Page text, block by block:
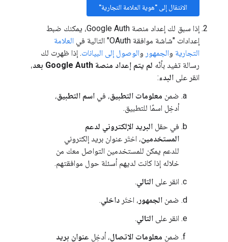
الانتقال إلى "هوية العلامة التجارية"
إذا سبق لك إعداد منصة Google Auth، يمكنك ضبط
إعدادات "شاشة موافقة OAuth" التالية في
العلامة
التجارية والجمهور والوصول إلى البيانات. إذا ظهرت لك
رسالة تفيد بأنّه لم يتم إعداد منصة Google Auth بعد
،
انقر على البدء:
ضمن معلومات التطبيق، في اسم التطبيق،
أدخِل اسمًا للتطبيق.
في حقل البريد الإلكتروني لدعم
المستخدمين، اختَر عنوان بريد إلكتروني
للدعم يمكن للمستخدمين التواصل معك من
خلاله إذا كانت لديهم أسئلة حول موافقتهم.
انقر على التالي.
ضمن الجمهور ، اختَر داخلي.
انقر على التالي.
ضمن معلومات الاتصال، أدخِل عنوان بريد